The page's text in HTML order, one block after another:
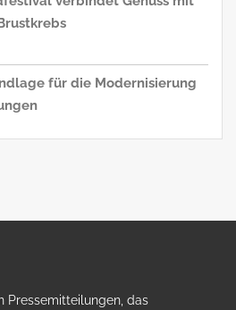
für die Modernisierung
Pressemitteilungen, das